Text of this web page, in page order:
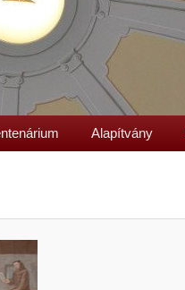
Alapítvány